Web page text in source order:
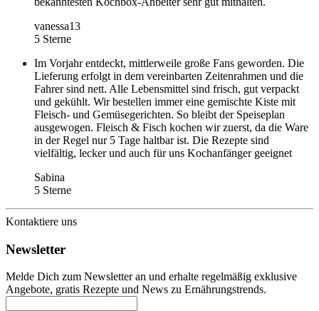
vanessa13
5 Sterne
Im Vorjahr entdeckt, mittlerweile große Fans geworden. Die
Lieferung erfolgt in dem vereinbarten Zeitenrahmen und die
Fahrer sind nett. Alle Lebensmittel sind frisch, gut verpackt
und gekühlt. Wir bestellen immer eine gemischte Kiste mit
Fleisch- und Gemüsegerichten. So bleibt der Speiseplan
ausgewogen. Fleisch & Fisch kochen wir zuerst, da die Ware
in der Regel nur 5 Tage haltbar ist. Die Rezepte sind
vielfältig, lecker und auch für uns Kochanfänger geeignet
Sabina
5 Sterne
Kontaktiere uns
Newsletter
Melde Dich zum Newsletter an und erhalte regelmäßig exklusive
Angebote, gratis Rezepte und News zu Ernährungstrends.